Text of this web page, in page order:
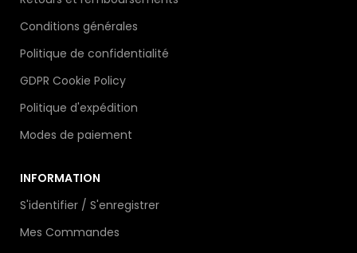
Conditions générales
Politique de confidentialité
GDPR Cookie Policy
Politique d'expédition
Modes de paiement
INFORMATION
S'identifier / S'enregistrer
Mes Commandes